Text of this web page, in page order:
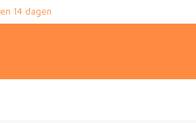
14 dagen